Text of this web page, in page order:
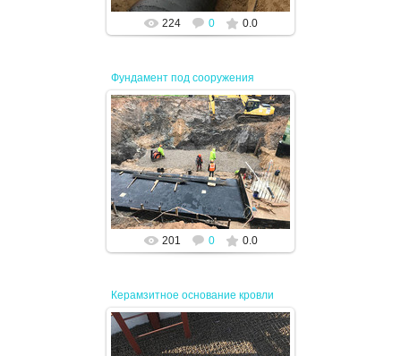
224 0 0.0
Фундамент под сооружения
17.04.2024
JENEK
201 0 0.0
Керамзитное основание кровли